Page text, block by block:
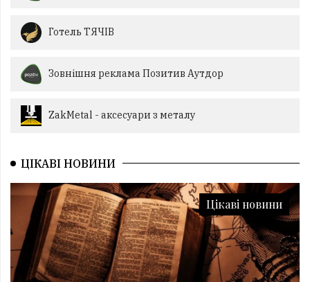
Готель ТЯЧІВ
Зовнішня реклама Позитив Аутдор
ZakMetal - аксесуари з металу
ЦІКАВІ НОВИНИ
Цікаві новини